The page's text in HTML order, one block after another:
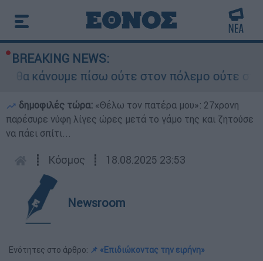
BREAKING NEWS:
κάνουμε πίσω ούτε στον πόλεμο ούτε στις
δημοφιλές τώρα: «Θέλω τον πατέρα μου»: 27χρονη
παρέσυρε νύφη λίγες ώρες μετά το γάμο της και ζητούσε
να πάει σπίτι...
┋ Κόσμος ┋ 18.08.2025 23:53
Newsroom
Ενότητες στο άρθρο: 📌 «Επιδιώκοντας την ειρήνη»